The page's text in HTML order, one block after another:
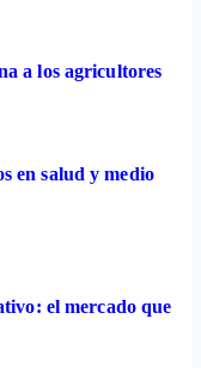
a los agricultores
en salud y medio
el mercado que